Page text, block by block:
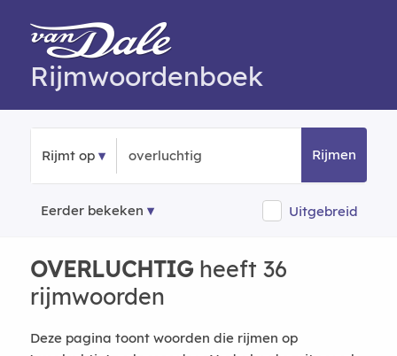
Rijmwoordenboek
Rijmt op Rijmen
Eerder bekeken Uitgebreid
OVERLUCHTIGheeft 36
rijmwoorden
Deze pagina toont woorden die rijmen op